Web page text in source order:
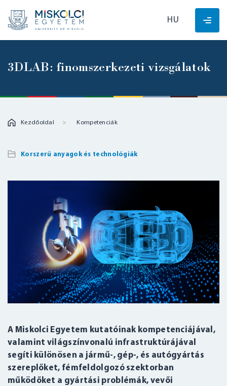
HU
3DLAB: finomszerkezeti vizsgálatok
Kezdőoldal Kompetenciák
Korszerű anyagok és technológiák
A Miskolci Egyetem kutatóinak kompetenciájával,
valamint világszínvonalú infrastruktúrájával
segíti különösen a jármű-, gép-, és autógyártás
szereplőket, fémfeldolgozó szektorban
működőket a gyártási problémák, vevői